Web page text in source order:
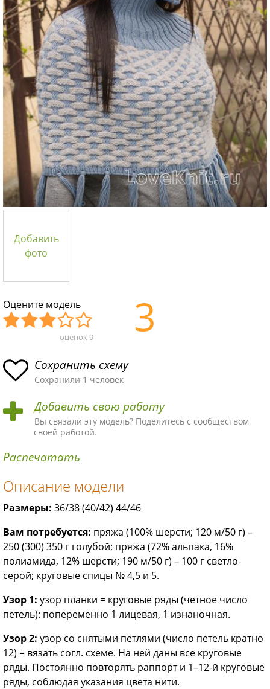
Добавить
фото
Оцените модель
асн
ая
ма
пло
хая
ма
ыч
ная
ма
Хор
ая
ма
Отл
ая
ма!
оценок 9 3
Сохранить схему
Сохранили 1 человек
Добавить свою работу
Вы связали эту модель? Поделитесь с сообществом
своей работой.
Распечатать
Описание модели
Размеры: 36/38 (40/42) 44/46
Вам потребуется: пряжа (100% шерсти; 120 м/50 г) –
250 (300) 350 г голубой; пряжа (72% альпака, 16%
полиамида, 12% шерсти; 190 м/50 г) – 100 г светло-
серой; круговые спицы № 4,5 и 5.
Узор 1: узор планки = круговые ряды (четное число
петель): попеременно 1 лицевая, 1 изнаночная.
Узор 2: узор со снятыми петлями (число петель кратно
12) = вязать согл. схеме. На ней даны все круговые
ряды. Постоянно повторять раппорт и 1–12-й круговые
ряды, соблюдая указания цвета нити.